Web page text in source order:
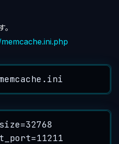
memcache . ini
=32768
=11211